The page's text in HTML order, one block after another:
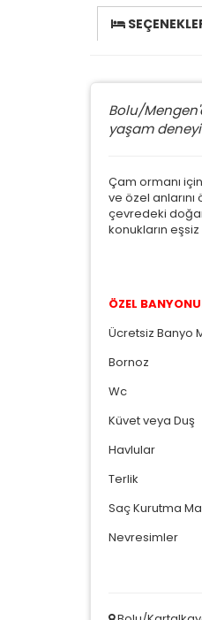
Bolu/
yaşam
Çam ormanı
ve özel
çevredeki
konukların
ÖZEL
Ücretsiz Banyo
Bornoz
Wc
Küvet veya Duş
Havlular
Terlik
Saç Kurutma
Nevresimler